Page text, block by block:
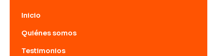
Inicio
Quiénes somos
Testimonios